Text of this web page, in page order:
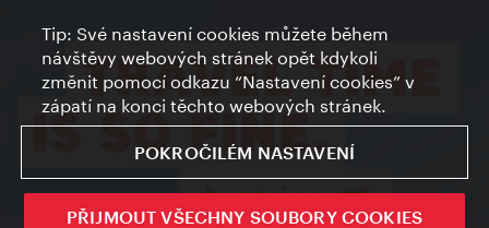
Tip: Své nastavení cookies můžete během
návštěvy webových stránek opět kdykoli
změnit pomocí odkazu “Nastavení cookies” v
zápatí na konci těchto webových stránek.
POKROČILÉM NASTAVENÍ
PŘIJMOUT VŠECHNY SOUBORY COOKIES